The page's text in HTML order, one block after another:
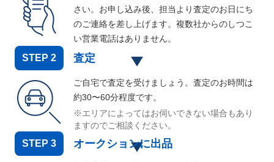
さい。お申し込み後、担当より査定のお日にち
のご連絡を差し上げます。複数社からのしつこ
い営業電話はありません。
STEP 2 査定
ご自宅で査定を受けましょう。査定のお時間は
約30〜60分程度です。
※エリアによってはお伺いできない場合もあり
ますのでご相談ください。
STEP 3 オークションに出品